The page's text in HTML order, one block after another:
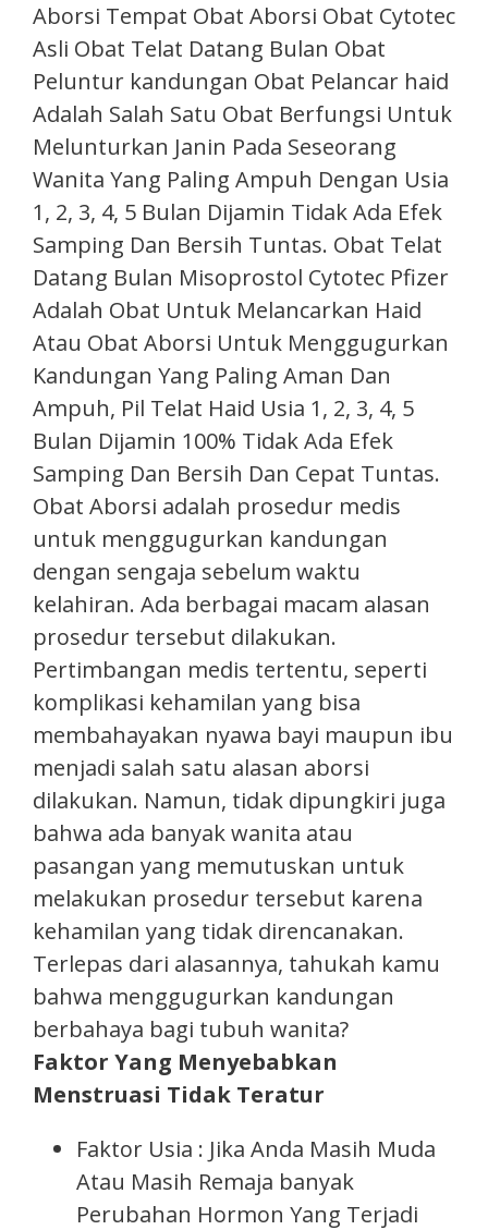
Aborsi Tempat Obat Aborsi Obat Cytotec
Asli Obat Telat Datang Bulan Obat
Peluntur kandungan Obat Pelancar haid
Adalah Salah Satu Obat Berfungsi Untuk
Melunturkan Janin Pada Seseorang
Wanita Yang Paling Ampuh Dengan Usia
1, 2, 3, 4, 5 Bulan Dijamin Tidak Ada Efek
Samping Dan Bersih Tuntas. Obat Telat
Datang Bulan Misoprostol Cytotec Pfizer
Adalah Obat Untuk Melancarkan Haid
Atau Obat Aborsi Untuk Menggugurkan
Kandungan Yang Paling Aman Dan
Ampuh, Pil Telat Haid Usia 1, 2, 3, 4, 5
Bulan Dijamin 100% Tidak Ada Efek
Samping Dan Bersih Dan Cepat Tuntas.
Obat Aborsi adalah prosedur medis
untuk menggugurkan kandungan
dengan sengaja sebelum waktu
kelahiran. Ada berbagai macam alasan
prosedur tersebut dilakukan.
Pertimbangan medis tertentu, seperti
komplikasi kehamilan yang bisa
membahayakan nyawa bayi maupun ibu
menjadi salah satu alasan aborsi
dilakukan. Namun, tidak dipungkiri juga
bahwa ada banyak wanita atau
pasangan yang memutuskan untuk
melakukan prosedur tersebut karena
kehamilan yang tidak direncanakan.
Terlepas dari alasannya, tahukah kamu
bahwa menggugurkan kandungan
berbahaya bagi tubuh wanita?
Faktor Yang Menyebabkan
Menstruasi Tidak Teratur
Faktor Usia : Jika Anda Masih Muda
Atau Masih Remaja banyak
Perubahan Hormon Yang Terjadi